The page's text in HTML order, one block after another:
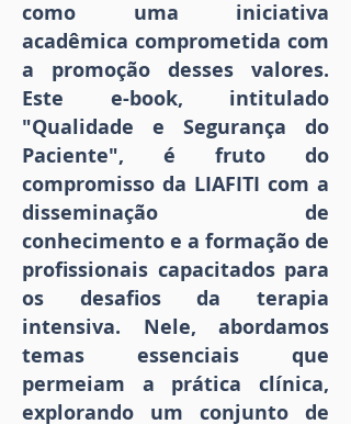
como uma iniciativa
acadêmica comprometida com
a promoção desses valores.
Este e-book, intitulado
"Qualidade e Segurança do
Paciente", é fruto do
compromisso da LIAFITI com a
disseminação de
conhecimento e a formação de
profissionais capacitados para
os desafios da terapia
intensiva. Nele, abordamos
temas essenciais que
permeiam a prática clínica,
explorando um conjunto de